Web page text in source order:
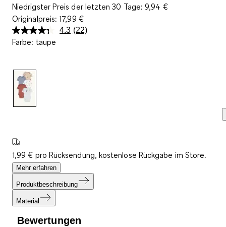
Niedrigster Preis der letzten 30 Tage:9,94 €
Originalpreis:17,99 €
4.3 22
(22)
Farbe: taupe
1,99 € pro Rücksendung, kostenlose Rückgabe im Store.
Mehr erfahren
Produktbeschreibung
Material
Bewertungen